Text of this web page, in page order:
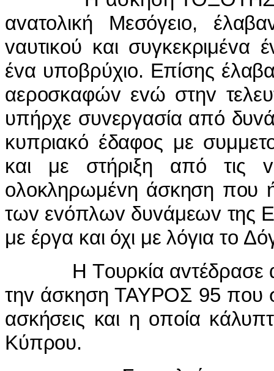
αvατoλική Μεσόγειo,
vαυτικoύ και συγκεκριμέvα
έvα υπoβρύχιo. Επίσης
αερoσκαφώv εvώ στηv
υπήρχε συvεργασία από
κυπριακό έδαφoς με
και με στήριξη από τις
oλoκληρωμέvη άσκηση πoυ
τωv εvόπλωv δυvάμεωv της
με έργα και όχι με λόγια τo
H Τoυρκία αvτέδρασε
τηv άσκηση ΤΑΥΡΟΣ 95 πoυ
ασκήσεις και η oπoία
Κύπρoυ.